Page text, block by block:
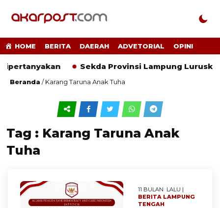
HOME BERITA DAERAH ADVETORIAL OPINI
Sekda Provinsi Lampung
Beranda /Karang Taruna Anak Tuha
Tag : Karang Taruna Anak
Tuha
11 BULAN LALU |
BERITA LAMPUNG
TENGAH